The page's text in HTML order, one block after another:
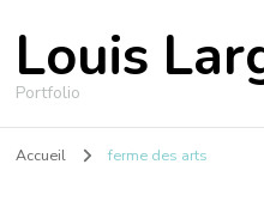
Louis
Portfolio
Accueil ferme des arts